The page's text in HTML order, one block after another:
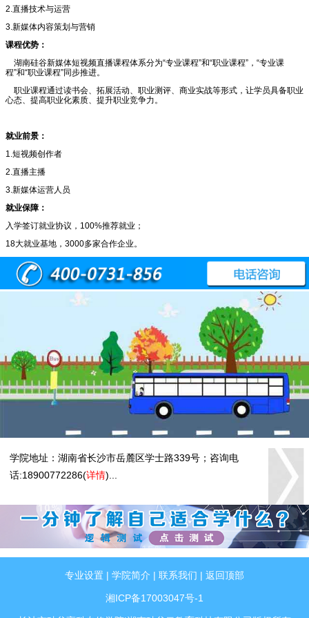
2.直播技术与运营
3.新媒体内容策划与营销
课程优势：
湖南硅谷新媒体短视频直播课程体系分为“专业课程”和“职业课程”，“专业课
程”和“职业课程”同步推进。
职业课程通过读书会、拓展活动、职业测评、商业实战等形式，让学员具备职业
心态、提高职业化素质、提升职业竞争力。
就业前景：
1.短视频创作者
2.直播主播
3.新媒体运营人员
就业保障：
入学签订就业协议，100%推荐就业；
18大就业基地，3000多家合作企业。
学院地址：湖南省长沙市岳麓区学士路339号；咨询电
话:18900772286(详情)...
专业设置 | 学院简介 | 联系我们 | 返回顶部
湘ICP备17003047号-1